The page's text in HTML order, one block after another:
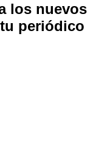
los nuevos
periódico